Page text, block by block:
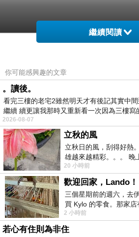
繼續閱讀
你可能感興趣的文章
。讀後。
看完三樓的老宅2雖然明天才有後記其實中
繼續 續更讓我那時又重新看一次因為三樓
有
2026-08-07
立秋的風
立秋日的風，刮得好熱
雄越來越精彩。。。 晚
天的風刮得很熱 夜遊消
20 小時前
歡迎回家，Lando！
三個星期前的週六，去
買 Kylo 的零食。那家
顧都會去看一下。他們
2 小時前
若心有住則為非住